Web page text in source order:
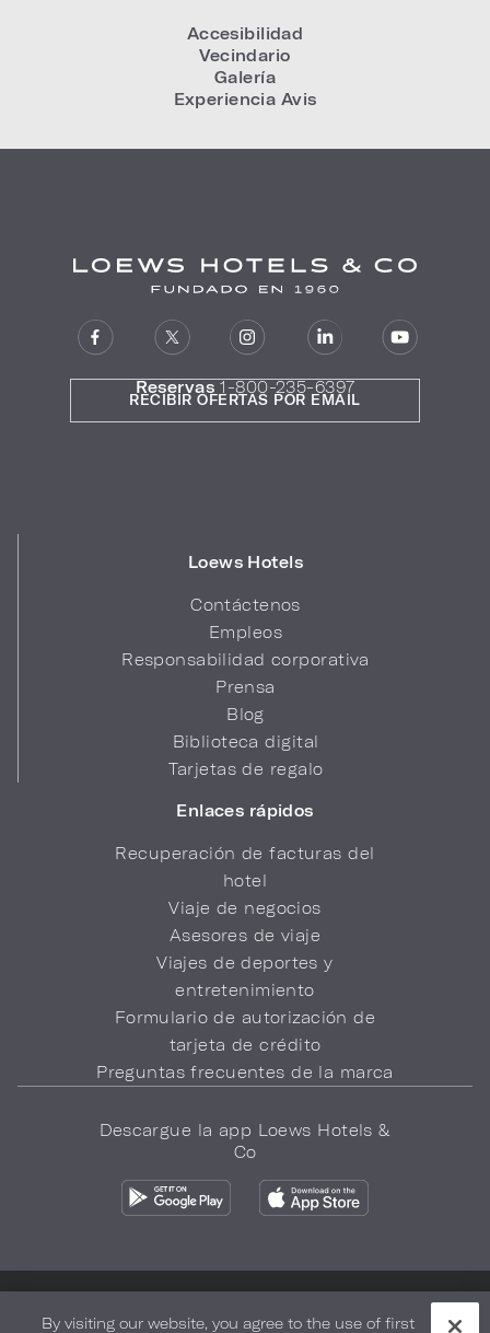
Accesibilidad
Vecindario
Galería
Experiencia Avis
Reservas 1-800-235-6397
Loews Hotels
Contáctenos
Empleos
Responsabilidad corporativa
Prensa
Blog
Biblioteca digital
Tarjetas de regalo
Enlaces rápidos
Recuperación de facturas del
hotel
Viaje de negocios
Asesores de viaje
Viajes de deportes y
entretenimiento
Formulario de autorización de
tarjeta de crédito
Preguntas frecuentes de la marca
RECIBIR OFERTAS POR EMAIL
Descargue la app Loews Hotels &
Co
By visiting our website, you agree to the use of first